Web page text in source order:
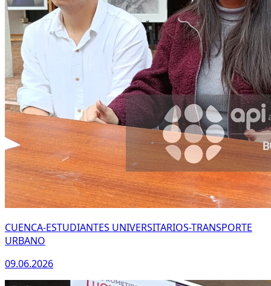
CUENCA-ESTUDIANTES UNIVERSITARIOS-TRANSPORTE
URBANO
09.06.2026